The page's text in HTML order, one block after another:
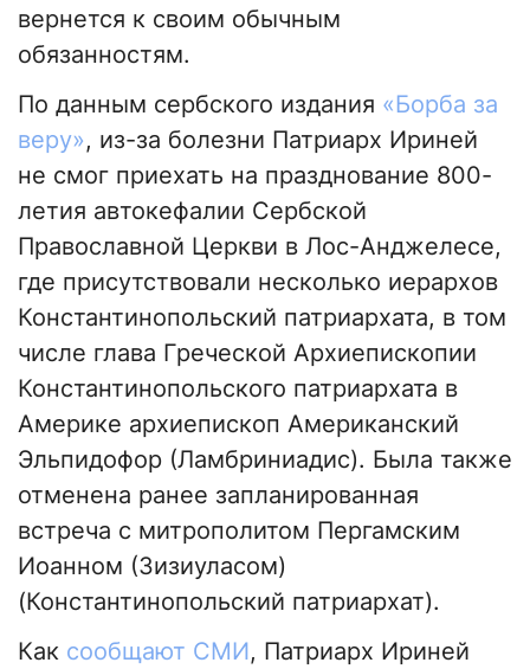
вернется к своим обычным
обязанностям.
По данным сербского издания «Борба за
веру», из-за болезни Патриарх Ириней
не смог приехать на празднование 800-
летия автокефалии Сербской
Православной Церкви в Лос-Анджелесе,
где присутствовали несколько иерархов
Константинопольский патриархата, в том
числе глава Греческой Архиепископии
Константинопольского патриархата в
Америке архиепископ Американский
Эльпидофор (Ламбриниадис). Была также
отменена ранее запланированная
встреча с митрополитом Пергамским
Иоанном (Зизиуласом)
(Константинопольский патриархат).
Как сообщают СМИ, Патриарх Ириней